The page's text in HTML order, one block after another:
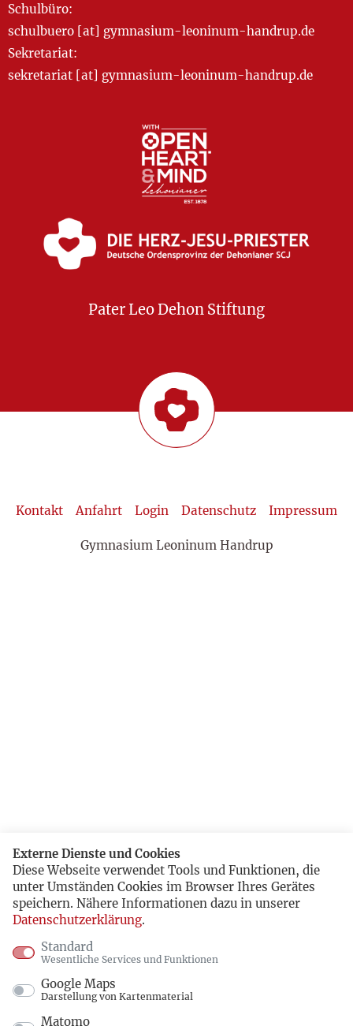
Schulbüro:
schulbuero [at] gymnasium-leoninum-handrup.de
Sekretariat:
sekretariat [at] gymnasium-leoninum-handrup.de
Pater Leo Dehon Stiftung
Kontakt Anfahrt Login Datenschutz Impressum
Gymnasium Leoninum Handrup
Externe Dienste und Cookies
Diese Webseite verwendet Tools und Funktionen, die
unter Umständen Cookies im Browser Ihres Gerätes
speichern. Nähere Informationen dazu in unserer
Datenschutzerklärung.
Standard
Wesentliche Services und Funktionen
Google Maps
Darstellung von Kartenmaterial
Matomo